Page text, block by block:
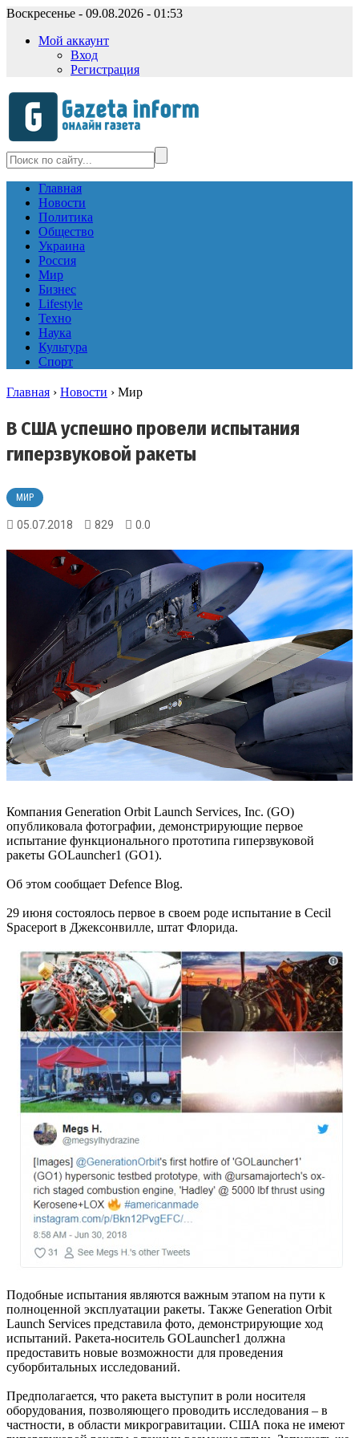
Воскресенье - 09.08.2026 - 01:53
Мой аккаунт
Вход
Регистрация
Главная
Новости
Политика
Общество
Украина
Россия
Мир
Бизнес
Lifestyle
Техно
Наука
Культура
Спорт
Главная › Новости › Мир
В США успешно провели испытания
гиперзвуковой ракеты
МИР
05.07.2018 829 0.0
Компания Generation Orbit Launch Services, Inc. (GO)
опубликовала фотографии, демонстрирующие первое
испытание функционального прототипа гиперзвуковой
ракеты GOLauncher1 (GO1).
Об этом сообщает Defence Blog.
29 июня состоялось первое в своем роде испытание в Cecil
Spaceport в Джексонвилле, штат Флорида.
Подобные испытания являются важным этапом на пути к
полноценной эксплуатации ракеты. Также Generation Orbit
Launch Services представила фото, демонстрирующие ход
испытаний. Ракета-носитель GOLauncher1 должна
предоставить новые возможности для проведения
суборбитальных исследований.
Предполагается, что ракета выступит в роли носителя
оборудования, позволяющего проводить исследования – в
частности, в области микрогравитации. США пока не имеют